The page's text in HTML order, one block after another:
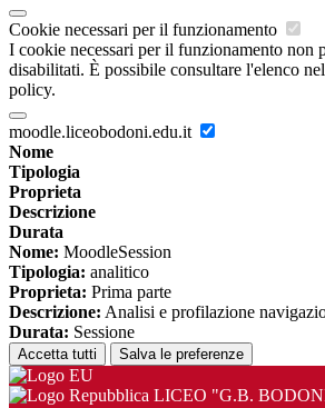
Cookie necessari per il funzionamento
I cookie necessari per il funzionamento non
disabilitati. È possibile consultare l'elenco
policy.
moodle.liceobodoni.edu.it
Nome
Tipologia
Proprieta
Descrizione
Durata
Nome: MoodleSession
Tipologia: analitico
Proprieta: Prima parte
Descrizione: Analisi e profilazione
Durata: Sessione
Accetta tutti Salva le preferenze
LICEO "G.B.